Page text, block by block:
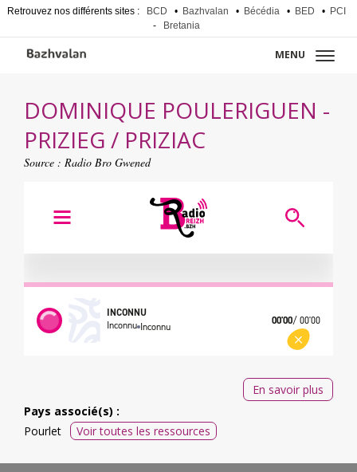
Retrouvez nos différents sites : BCD • Bazhvalan • Bécédia • BED •
PCI
-
Bretania
MENU
DOMINIQUE POULERIGUEN -
PRIZIEG / PRIZIAC
Source : Radio Bro Gwened
En savoir plus
Pays associé(s) :
Pourlet
Voir toutes les ressources